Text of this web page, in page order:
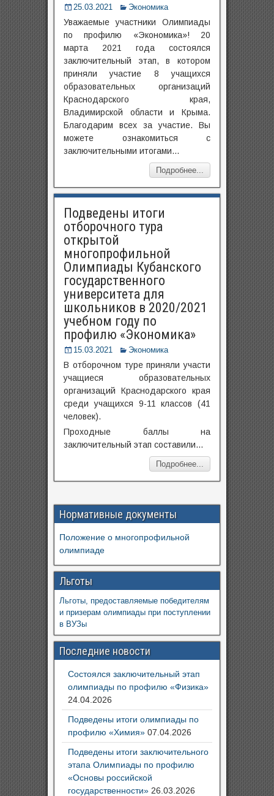
25.03.2021 Экономика
Уважаемые участники Олимпиады
по профилю «Экономика»! 20
марта 2021 года состоялся
заключительный этап, в котором
приняли участие 8 учащихся
образовательных организаций
Краснодарского края,
Владимирской области и Крыма.
Благодарим всех за участие. Вы
можете ознакомиться с
заключительными итогами…
Подробнее...
Подведены итоги
отборочного тура
открытой
многопрофильной
Олимпиады Кубанского
государственного
университета для
школьников в 2020/2021
учебном году по
профилю «Экономика»
15.03.2021 Экономика
В отборочном туре приняли участи
учащиеся образовательных
организаций Краснодарского края
среди учащихся 9-11 классов (41
человек).
Проходные баллы на
заключительный этап составили…
Подробнее...
Нормативные документы
Положение о многопрофильной
олимпиаде
Льготы
Льготы, предоставляемые победителям
и призерам олимпиады при поступлении
в ВУЗы
Последние новости
Состоялся заключительный этап
олимпиады по профилю «Физика»
24.04.2026
Подведены итоги олимпиады по
профилю «Химия» 07.04.2026
Подведены итоги заключительного
этапа Олимпиады по профилю
«Основы российской
государственности» 26.03.2026